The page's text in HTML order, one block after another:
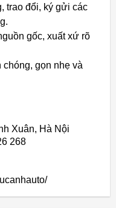
trao đổi, ký gửi các
gốc, xuất xứ rõ
gọn nhẹ và
Xuân, Hà Nội
268